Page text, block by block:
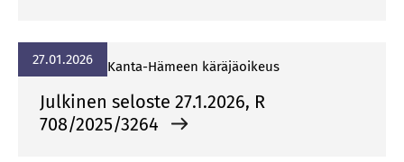
27.01.2026 Kan­ta-Hä­meen kä­rä­jä­oi­keus
Julkinen seloste 27.1.2026, R
708/2025/3264